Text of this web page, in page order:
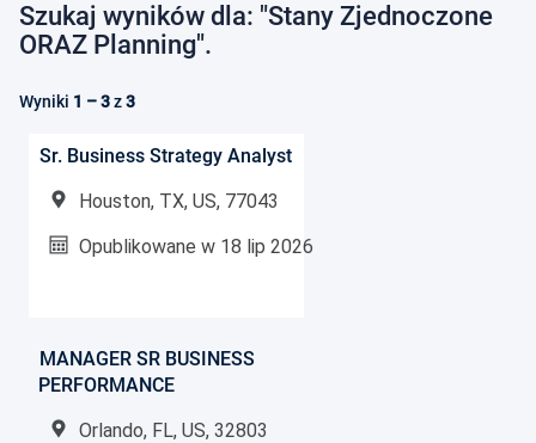
Szukaj wyników dla "Stany Zjednoczone
ORAZ Planning".
Wyniki 1 – 3z3
Sr. Business Strategy Analyst
Houston, TX, US, 77043
Opublikowane w 18 lip 2026
MANAGER SR BUSINESS
PERFORMANCE
Orlando, FL, US, 32803